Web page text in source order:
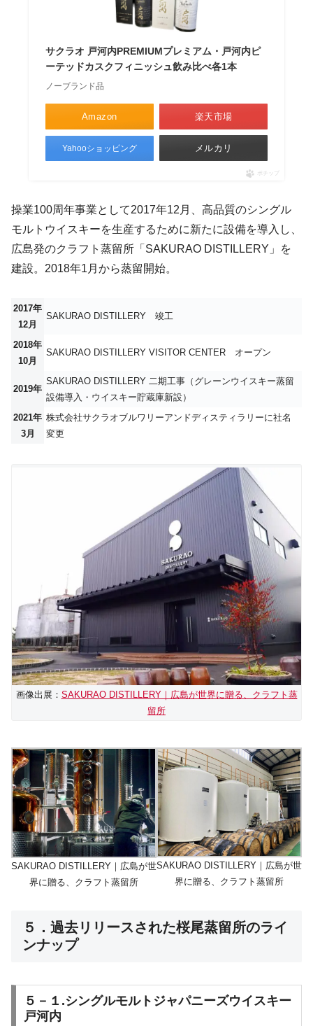
サクラオ 戸河内PREMIUMプレミアム・戸河内ピ
ーテッドカスクフィニッシュ飲み比べ各1本
ノーブランド品
Amazon 楽天市場
Yahooショッピング メルカリ
ポチップ
操業100周年事業として2017年12月、高品質のシングル
モルトウイスキーを生産するために新たに設備を導入し、
広島発のクラフト蒸留所「SAKURAO DISTILLERY」を
建設。2018年1月から蒸留開始。
2017年
12月
SAKURAO DISTILLERY 竣工
2018年
10月
SAKURAO DISTILLERY VISITOR CENTER オープン
2019年
SAKURAO DISTILLERY 二期工事（グレーンウイスキー蒸留
設備導入・ウイスキー貯蔵庫新設）
2021年
3月
株式会社サクラオブルワリーアンドディスティラリーに社名
変更
画像出展： SAKURAO DISTILLERY｜広島が世界に贈る、クラフト蒸
留所
SAKURAO DISTILLERY｜広島が世
界に贈る、クラフト蒸留所
SAKURAO DISTILLERY｜広島が世
界に贈る、クラフト蒸留所
５．過去リリースされた桜尾蒸留所のライ
ンナップ
５－１.シングルモルトジャパニーズウイスキー
戸河内